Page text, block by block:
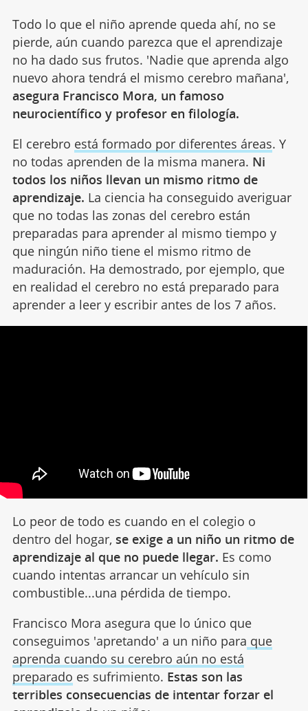
Todo lo que el niño aprende queda ahí, no se
pierde, aún cuando parezca que el aprendizaje
no ha dado sus frutos. 'Nadie que aprenda algo
nuevo ahora tendrá el mismo cerebro mañana',
asegura Francisco Mora, un famoso
neurocientífico y profesor en filología.
El cerebro está formado por diferentes áreas. Y
no todas aprenden de la misma manera. Ni
todos los niños llevan un mismo ritmo de
aprendizaje. La ciencia ha conseguido averiguar
que no todas las zonas del cerebro están
preparadas para aprender al mismo tiempo y
que ningún niño tiene el mismo ritmo de
maduración. Ha demostrado, por ejemplo, que
en realidad el cerebro no está preparado para
aprender a leer y escribir antes de los 7 años.
Lo peor de todo es cuando en el colegio o
dentro del hogar, se exige a un niño un ritmo de
aprendizaje al que no puede llegar. Es como
cuando intentas arrancar un vehículo sin
combustible...una pérdida de tiempo.
Francisco Mora asegura que lo único que
conseguimos 'apretando' a un niño para que
aprenda cuando su cerebro aún no está
preparado es sufrimiento. Estas son las
terribles consecuencias de intentar forzar el